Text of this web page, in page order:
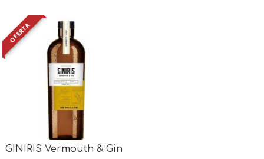
OFERTA
GINIRIS Vermouth & Gin